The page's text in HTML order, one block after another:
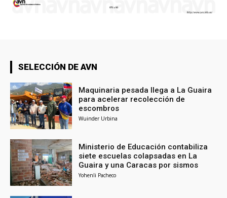
SELECCIÓN DE AVN
Maquinaria pesada llega a La Guaira
para acelerar recolección de
escombros
Wuinder Urbina
Ministerio de Educación contabiliza
siete escuelas colapsadas en La
Guaira y una Caracas por sismos
Yohenli Pacheco